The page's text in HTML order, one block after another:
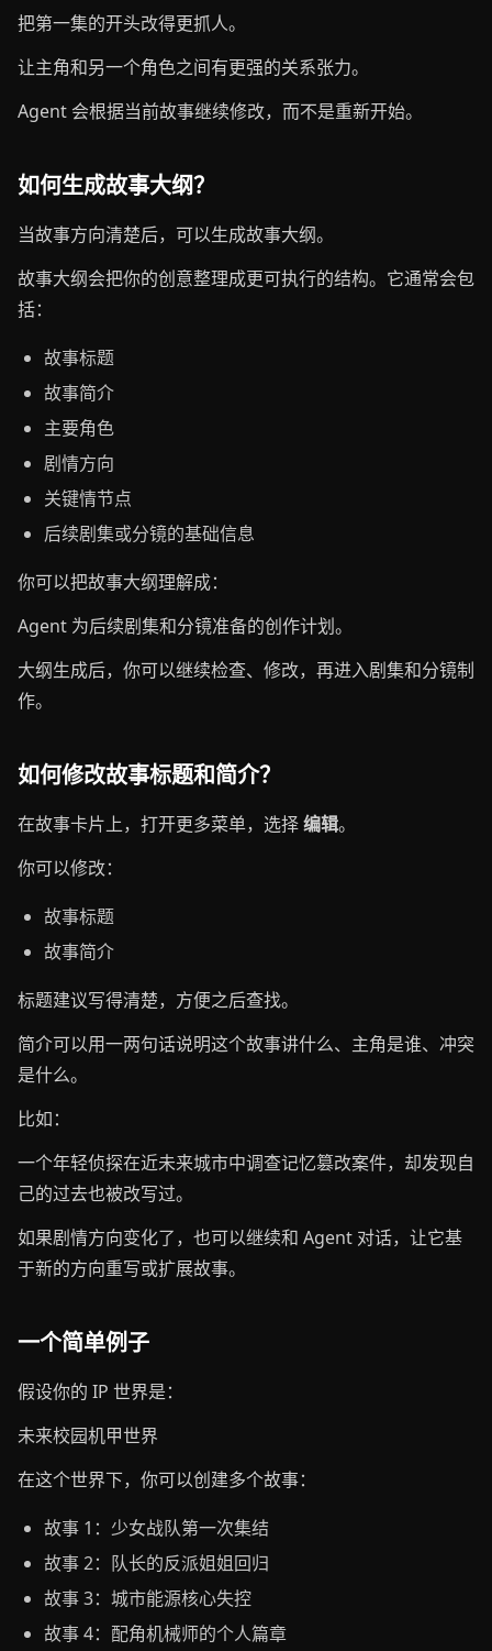
把第一集的开头改得更抓人。
让主角和另一个角色之间有更强的关系张力。
Agent 会根据当前故事继续修改，而不是重新开始。
如何生成故事大纲？
当故事方向清楚后，可以生成故事大纲。
故事大纲会把你的创意整理成更可执行的结构。它通常会包
括：
故事标题
故事简介
主要角色
剧情方向
关键情节点
后续剧集或分镜的基础信息
你可以把故事大纲理解成：
Agent 为后续剧集和分镜准备的创作计划。
大纲生成后，你可以继续检查、修改，再进入剧集和分镜制
作。
如何修改故事标题和简介？
在故事卡片上，打开更多菜单，选择编辑。
你可以修改：
故事标题
故事简介
标题建议写得清楚，方便之后查找。
简介可以用一两句话说明这个故事讲什么、主角是谁、冲突
是什么。
比如：
一个年轻侦探在近未来城市中调查记忆篡改案件，却发现自
己的过去也被改写过。
如果剧情方向变化了，也可以继续和 Agent 对话，让它基
于新的方向重写或扩展故事。
一个简单例子
假设你的 IP 世界是：
未来校园机甲世界
在这个世界下，你可以创建多个故事：
故事 1：少女战队第一次集结
故事 2：队长的反派姐姐回归
故事 3：城市能源核心失控
故事 4：配角机械师的个人篇章